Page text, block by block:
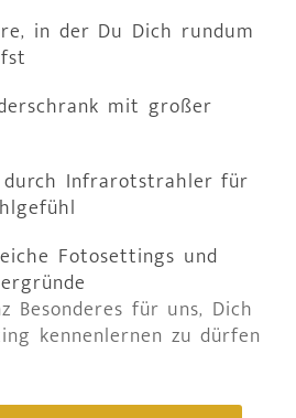
in der Du Dich rundum
mit großer
durch Infrarotstrahler für
Fotosettings und
Besonderes für uns, Dich
kennenlernen zu dürfen